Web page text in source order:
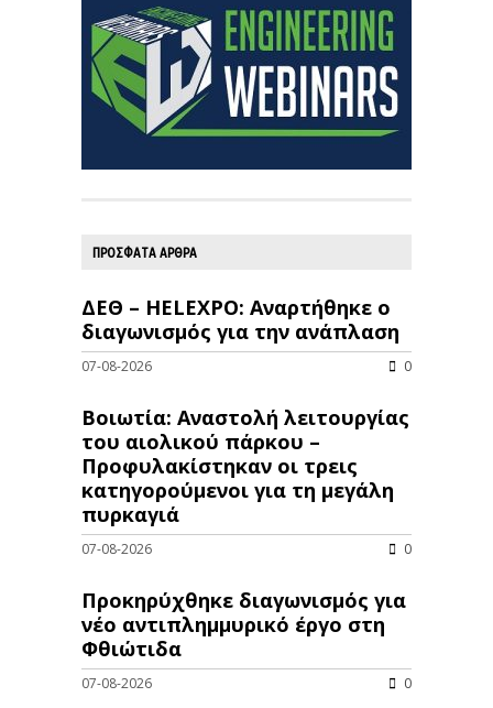
ΠΡΟΣΦΑΤΑ ΑΡΘΡΑ
ΔΕΘ – HELEXPO: Αναρτήθηκε ο
διαγωνισμός για την ανάπλαση
07-08-2026 0
Βοιωτία: Αναστολή λειτουργίας
του αιολικού πάρκου –
Προφυλακίστηκαν οι τρεις
κατηγορούμενοι για τη μεγάλη
πυρκαγιά
07-08-2026 0
Προκηρύχθηκε διαγωνισμός για
νέo αντιπλημμυρικό έργο στη
Φθιώτιδα
07-08-2026 0